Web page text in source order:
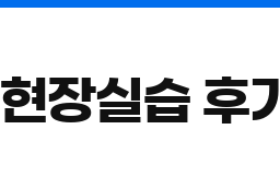
현장실습 후기